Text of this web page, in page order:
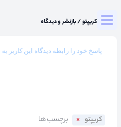
میزگرد کریپتو/بازنشر و دیدگاه
کریپتو